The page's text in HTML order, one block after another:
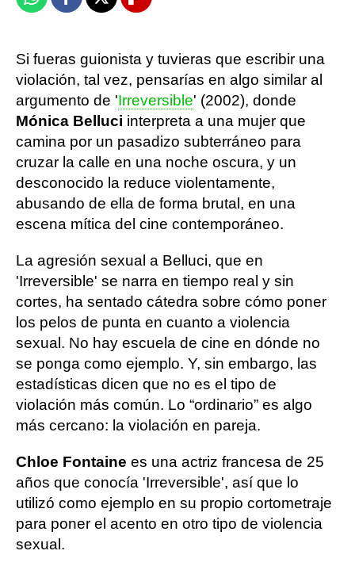
WhatsappFacebook
X Flipboard
Si fueras guionista y tuvieras que escribir una
violación, tal vez, pensarías en algo similar al
argumento de 'Irreversible' (2002), donde
Mónica Belluci interpreta a una mujer que
camina por un pasadizo subterráneo para
cruzar la calle en una noche oscura, y un
desconocido la reduce violentamente,
abusando de ella de forma brutal, en una
escena mítica del cine contemporáneo.
La agresión sexual a Belluci, que en
'Irreversible' se narra en tiempo real y sin
cortes, ha sentado cátedra sobre cómo poner
los pelos de punta en cuanto a violencia
sexual. No hay escuela de cine en dónde no
se ponga como ejemplo. Y, sin embargo, las
estadísticas dicen que no es el tipo de
violación más común. Lo “ordinario” es algo
más cercano: la violación en pareja.
Chloe Fontaine es una actriz francesa de 25
años que conocía 'Irreversible', así que lo
utilizó como ejemplo en su propio cortometraje
para poner el acento en otro tipo de violencia
sexual.